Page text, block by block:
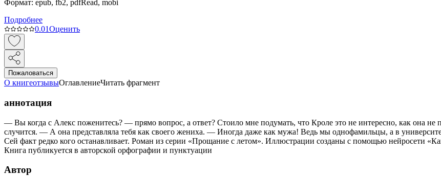
Формат: epub, fb2, pdfRead, mobi
Подробнее
0.01Оценить
Пожаловаться
О книгеотзывыОглавлениеЧитать фрагмент
аннотация
— Вы когда с Алекс поженитесь? — прямо вопрос, а ответ? Стоило мне подумать, что Кроле это не интересно, как она
случится. — А она представляла тебя как своего жениха. — Иногда даже как мужа! Ведь мы однофамильцы, а в
Сей факт редко кого останавливает. Роман из серии «Прощание с летом». Иллюстрации созданы с помощью нейросети
Книга публикуется в авторской орфографии и пунктуации
Автор